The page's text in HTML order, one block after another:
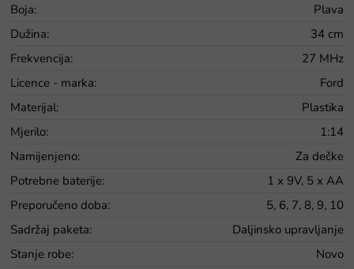
Boja:
Plava
Dužina:
34 cm
Frekvencija:
27 MHz
Licence - marka:
Ford
Materijal:
Plastika
Mjerilo:
1:14
Namijenjeno:
Za dečke
Potrebne baterije:
1 x 9V, 5 x AA
Preporučeno doba:
5, 6, 7, 8, 9, 10
Sadržaj paketa:
Daljinsko upravljanje
Stanje robe:
Novo